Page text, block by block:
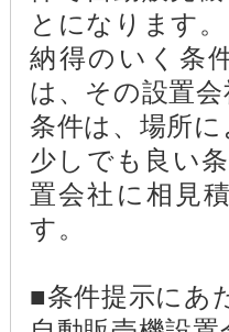
とになります。
納得のいく条
は、その設置
条件は、場所
少しでも良い
置会社に相見
す。
■条件提示にあ